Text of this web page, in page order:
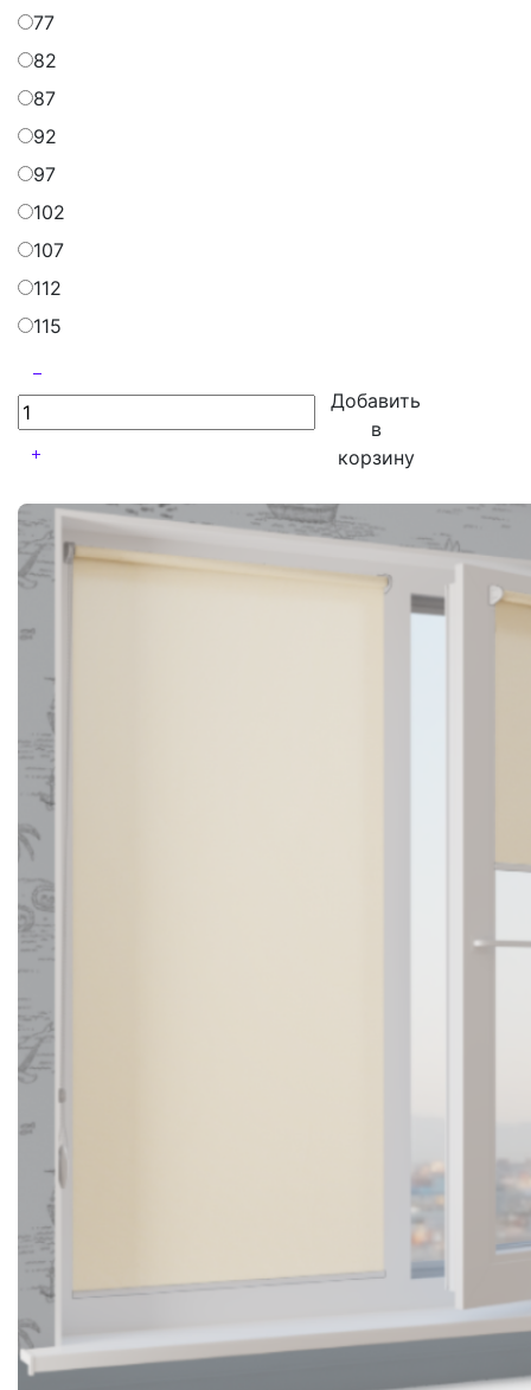
77
82
87
92
97
102
107
112
115
Добавить
в
корзину